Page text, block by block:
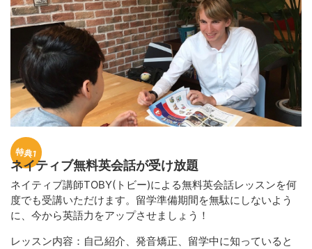
特典1
ネイティブ無料英会話が受け放題
ネイティブ講師TOBY(トビー)による無料英会話レッスンを何
度でも受講いただけます。留学準備期間を無駄にしないよう
に、今から英語力をアップさせましょう！
レッスン内容：自己紹介、発音矯正、留学中に知っていると